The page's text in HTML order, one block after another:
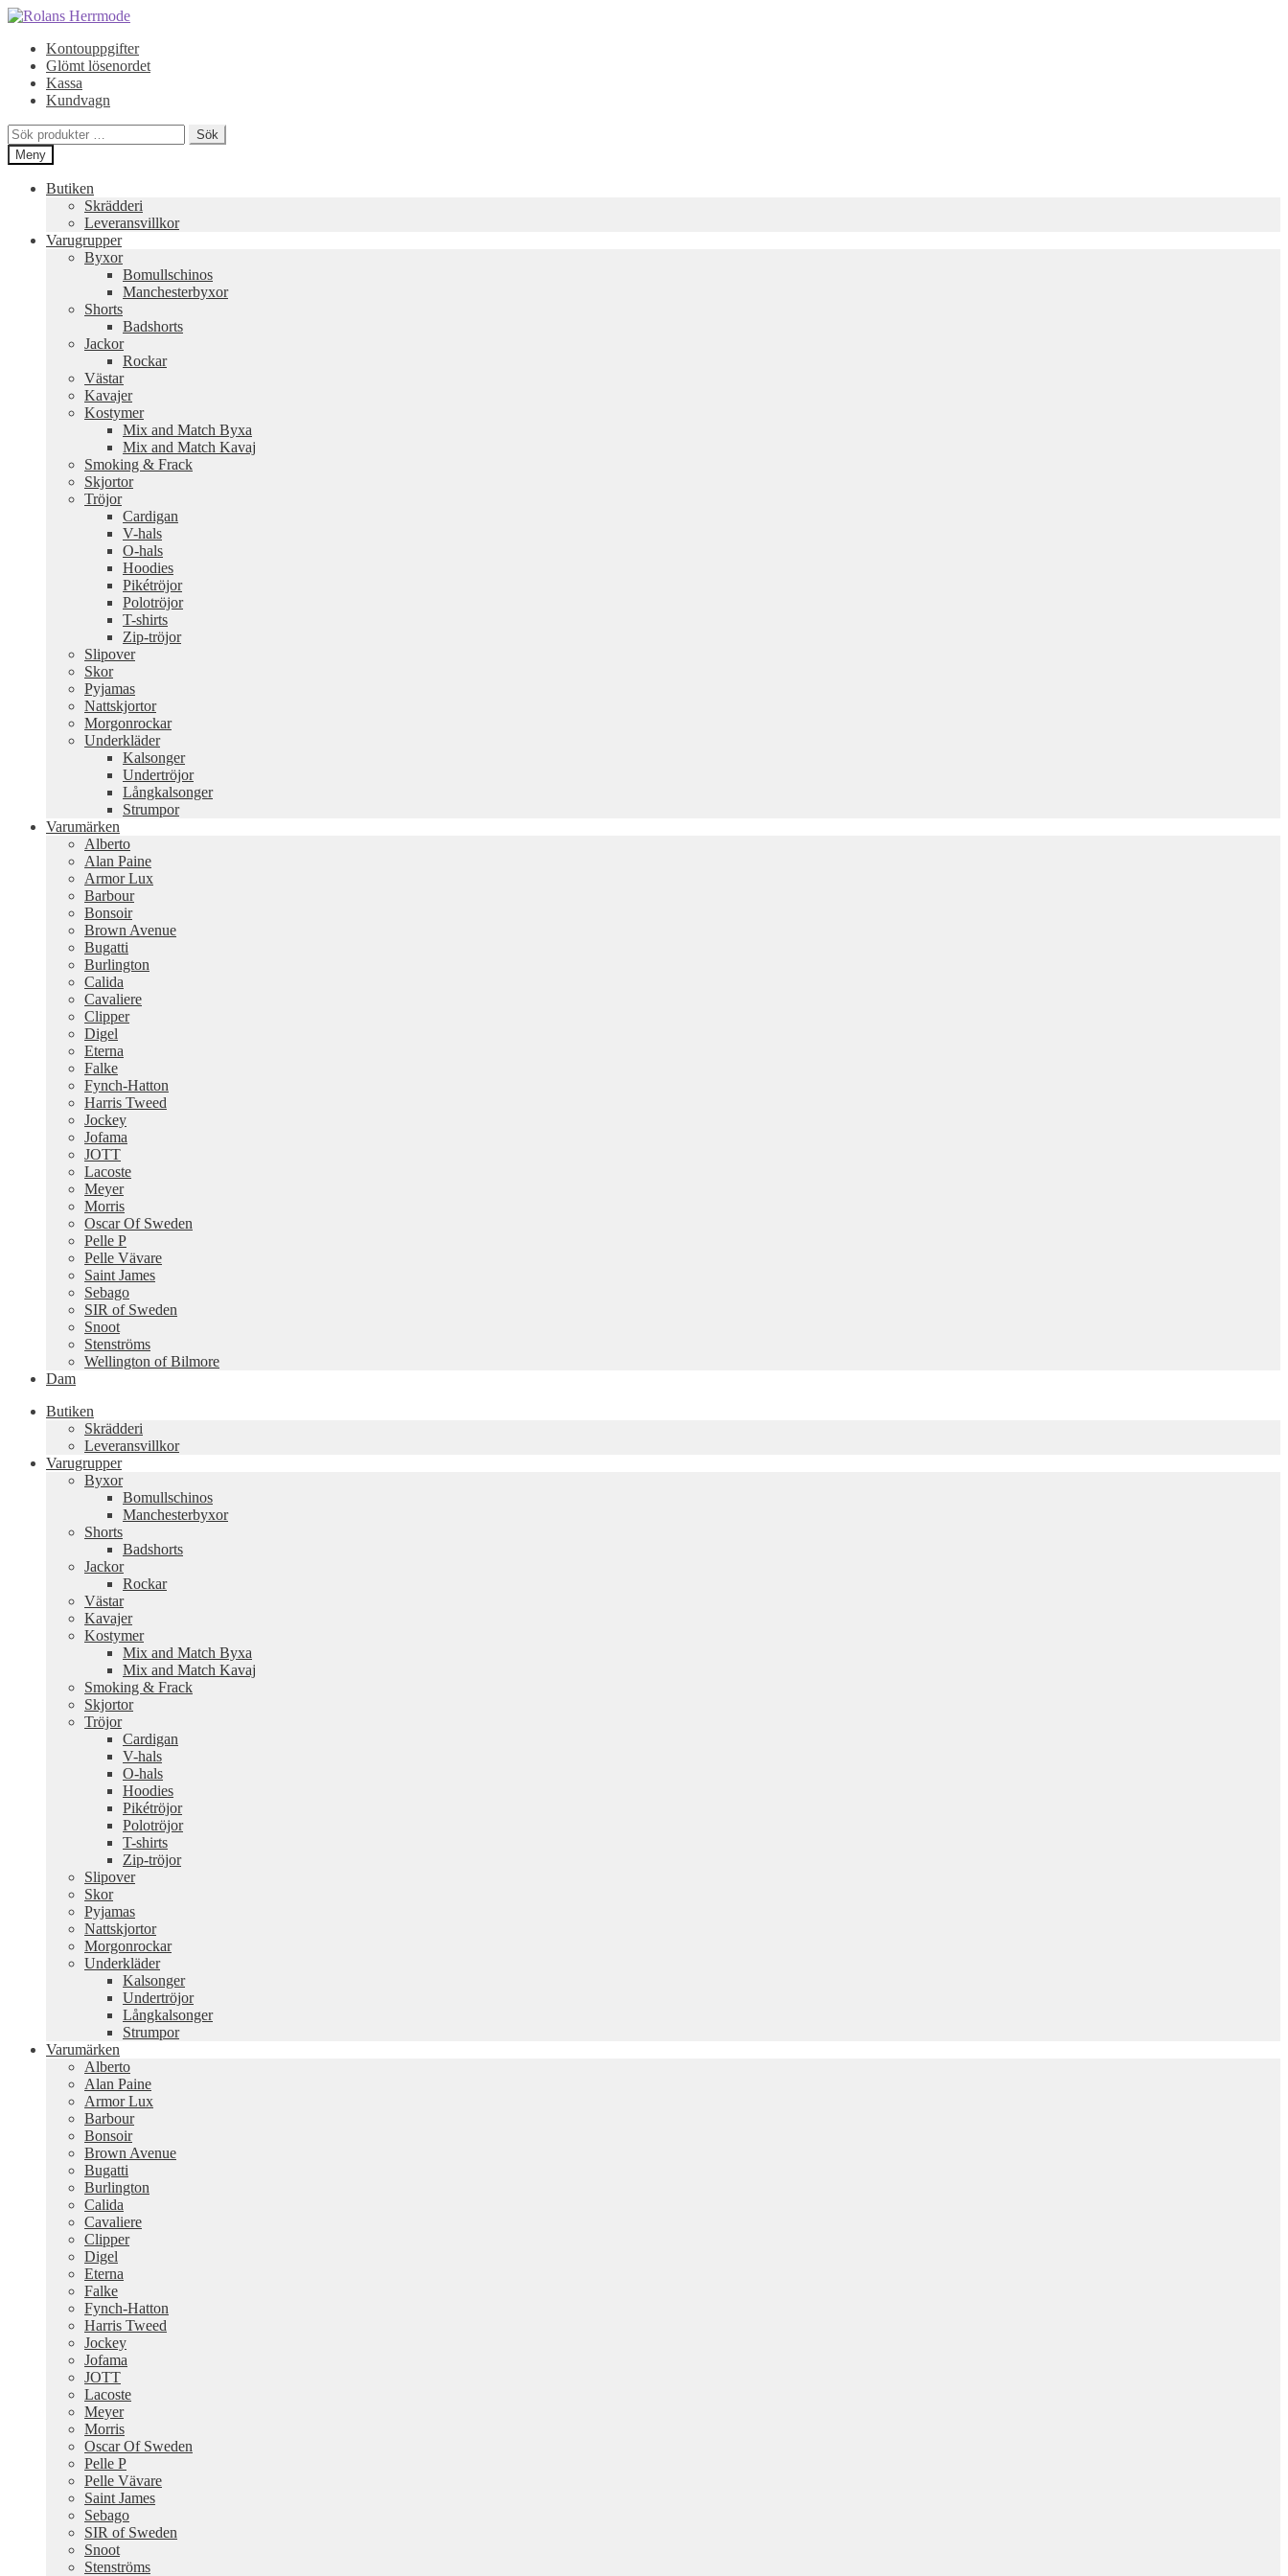
Hoppa
navigering
Hoppa
innehållKontouppgifter
Glömt lösenordet
Kassa
Kundvagn
Sök
efter:
Sök
Meny
Butiken
Skrädderi
Leveransvillkor
Varugrupper
Byxor
Bomullschinos
Manchesterbyxor
Shorts
Badshorts
Jackor
Rockar
Västar
Kavajer
Kostymer
Mix and Match Byxa
Mix and Match Kavaj
Smoking & Frack
Skjortor
Tröjor
Cardigan
V-hals
O-hals
Hoodies
Pikétröjor
Polotröjor
T-shirts
Zip-tröjor
Slipover
Skor
Pyjamas
Nattskjortor
Morgonrockar
Underkläder
Kalsonger
Undertröjor
Långkalsonger
Strumpor
Varumärken
Alberto
Alan Paine
Armor Lux
Barbour
Bonsoir
Brown Avenue
Bugatti
Burlington
Calida
Cavaliere
Clipper
Digel
Eterna
Falke
Fynch-Hatton
Harris Tweed
Jockey
Jofama
JOTT
Lacoste
Meyer
Morris
Oscar Of Sweden
Pelle P
Pelle Vävare
Saint James
Sebago
SIR of Sweden
Snoot
Stenströms
Wellington of Bilmore
Dam
Butiken
Skrädderi
Leveransvillkor
Varugrupper
Byxor
Bomullschinos
Manchesterbyxor
Shorts
Badshorts
Jackor
Rockar
Västar
Kavajer
Kostymer
Mix and Match Byxa
Mix and Match Kavaj
Smoking & Frack
Skjortor
Tröjor
Cardigan
V-hals
O-hals
Hoodies
Pikétröjor
Polotröjor
T-shirts
Zip-tröjor
Slipover
Skor
Pyjamas
Nattskjortor
Morgonrockar
Underkläder
Kalsonger
Undertröjor
Långkalsonger
Strumpor
Varumärken
Alberto
Alan Paine
Armor Lux
Barbour
Bonsoir
Brown Avenue
Bugatti
Burlington
Calida
Cavaliere
Clipper
Digel
Eterna
Falke
Fynch-Hatton
Harris Tweed
Jockey
Jofama
JOTT
Lacoste
Meyer
Morris
Oscar Of Sweden
Pelle P
Pelle Vävare
Saint James
Sebago
SIR of Sweden
Snoot
Stenströms